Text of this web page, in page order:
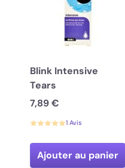
Blink Intensive
Tears
7,89 €
1 Avis
Ajouter au panier